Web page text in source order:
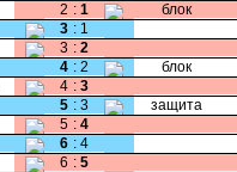
2 : 1 блок
3 : 1
3 : 2
4 : 2 блок
4 : 3
5 : 3 защита
5 : 4
6 : 4
6 : 5